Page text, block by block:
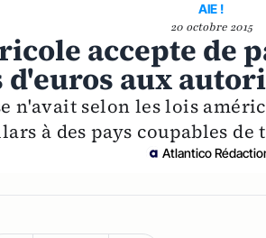
AIE !
20 octobre 2015
accepte de
aux
n'avait selon les lois
à des pays coupables
Atlantico